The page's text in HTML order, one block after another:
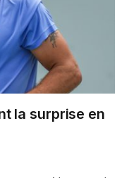
la surprise en